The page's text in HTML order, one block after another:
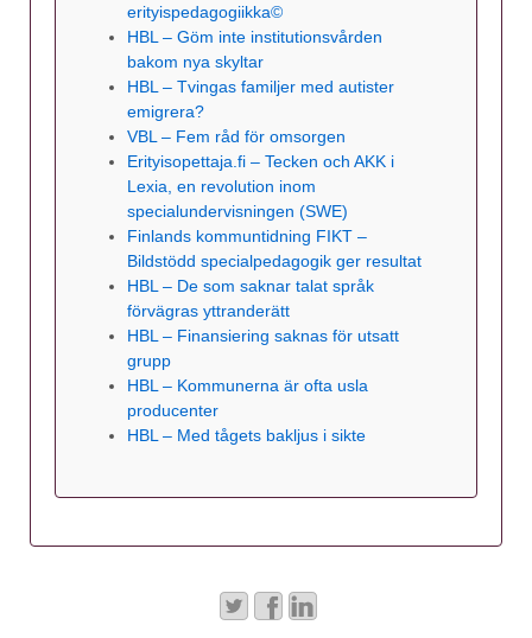
erityispedagogiikka©
HBL – Göm inte institutionsvården
bakom nya skyltar
HBL – Tvingas familjer med autister
emigrera?
VBL – Fem råd för omsorgen
Erityisopettaja.fi – Tecken och AKK i
Lexia, en revolution inom
specialundervisningen (SWE)
Finlands kommuntidning FIKT –
Bildstödd specialpedagogik ger resultat
HBL – De som saknar talat språk
förvägras yttranderätt
HBL – Finansiering saknas för utsatt
grupp
HBL – Kommunerna är ofta usla
producenter
HBL – Med tågets bakljus i sikte